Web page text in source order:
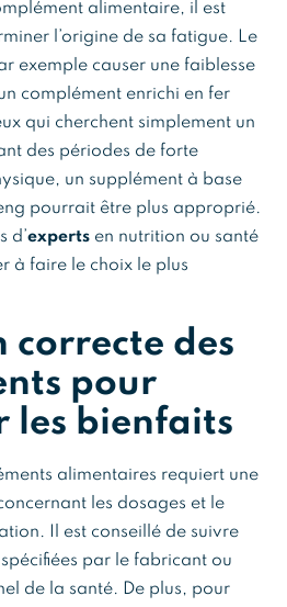
alimentaire, il est
l’origine de sa fatigue. Le
exemple causer une faiblesse
complément enrichi en fer
qui cherchent simplement un
des périodes de forte
un supplément à base
pourrait être plus approprié.
d’experts en nutrition ou santé
à faire le choix le plus
correcte des
pour
les bienfaits
alimentaires requiert une
les dosages et le
Il est conseillé de suivre
par le fabricant ou
de la santé. De plus, pour